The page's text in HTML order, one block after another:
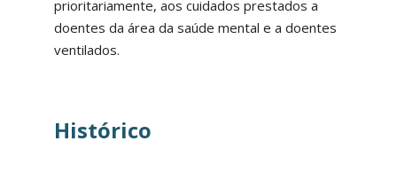
prioritariamente, aos cuidados prestados a
doentes da área da saúde mental e a doentes
ventilados.
Histórico